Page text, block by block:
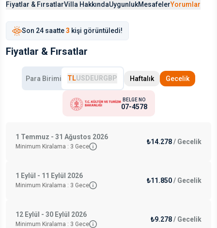
Fiyatlar & FırsatlarVilla HakkındaUygunlukMesafelerYorumlar
Son 24 saatte3 kişi görüntüledi!
Fiyatlar & Fırsatlar
Para Birimi TLUSD EURGBP Haftalık Gecelik
BELGE NO
07-4578
1 Temmuz - 31 Ağustos 2026
Minimum Kiralama : 3 Gece
₺14.278/ Gecelik
1 Eylül - 11 Eylül 2026
Minimum Kiralama : 3 Gece
₺11.850/ Gecelik
12 Eylül - 30 Eylül 2026
Minimum Kiralama : 3 Gece
₺9.278/ Gecelik